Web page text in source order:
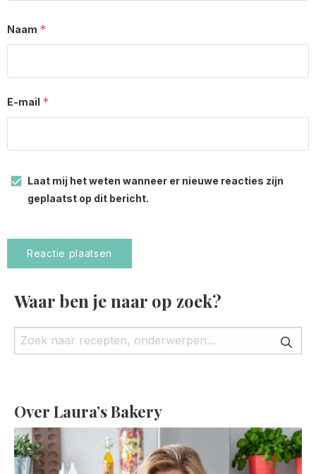
Naam *
E-mail *
Laat mij het weten wanneer er nieuwe reacties zijn
geplaatst op dit bericht.
Waar ben je naar op zoek?
Over Laura’s Bakery